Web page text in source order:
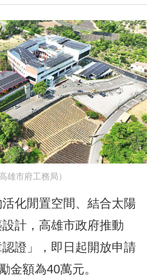
雄市府工務局）
化閒置空間、結合太陽
計，高雄市政府推動
認證」，即日起開放申請
金額為40萬元。